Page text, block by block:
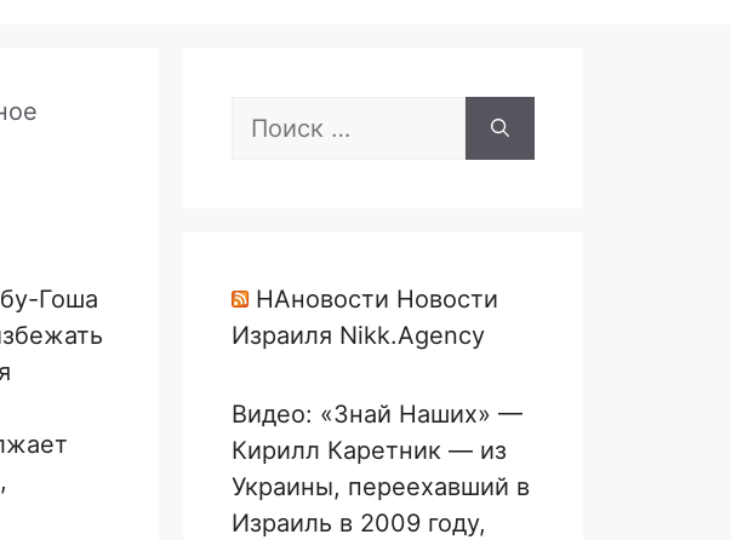
Гоша
Поиск:
НАновости Новости
Израиля Nikk.Agency
Видео: «Знай Наших» —
Кирилл Каретник — из
Украины, переехавший в
Израиль в 2009 году,